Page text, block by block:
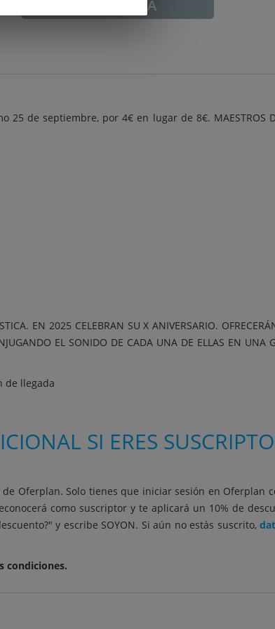
CADUCADA
25 de septiembre, por 4€ en lugar de 8€. MAESTROS
EN 2025 CELEBRAN SU X ANIVERSARIO.
EL SONIDO DE CADA UNA DE ELLAS EN UNA
de llegada
SI ERES
Oferplan. Solo tienes que iniciar sesión en Oferplan
como suscriptor y te aplicará un 10% de
y escribe SOYON. Si aún no estás suscrito,
condiciones.